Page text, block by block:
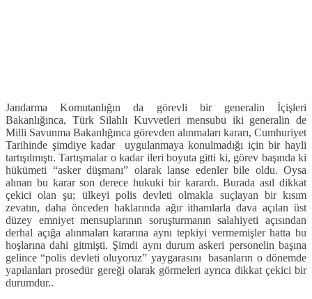
Jandarma Komutanlığın da görevli bir generalin İçişleri
Bakanlığınca, Türk Silahlı Kuvvetleri mensubu iki generalin de
Milli Savunma Bakanlığınca görevden alınmaları kararı, Cumhuriyet
Tarihinde şimdiye kadar uygulanmaya konulmadığı için bir hayli
tartışılmıştı. Tartışmalar o kadar ileri boyuta gitti ki, görev başında ki
hükümeti “asker düşmanı” olarak lanse edenler bile oldu. Oysa
alınan bu karar son derece hukuki bir karardı. Burada asıl dikkat
çekici olan şu; ülkeyi polis devleti olmakla suçlayan bir kısım
zevatın, daha önceden haklarında ağır ithamlarla dava açılan üst
düzey emniyet mensuplarının soruşturmanın salahiyeti açısından
derhal açığa alınmaları kararına aynı tepkiyi vermemişler hatta bu
hoşlarına dahi gitmişti. Şimdi aynı durum askeri personelin başına
gelince “polis devleti oluyoruz” yaygarasını basanların o dönemde
yapılanları prosedür gereği olarak görmeleri ayrıca dikkat çekici bir
durumdur..